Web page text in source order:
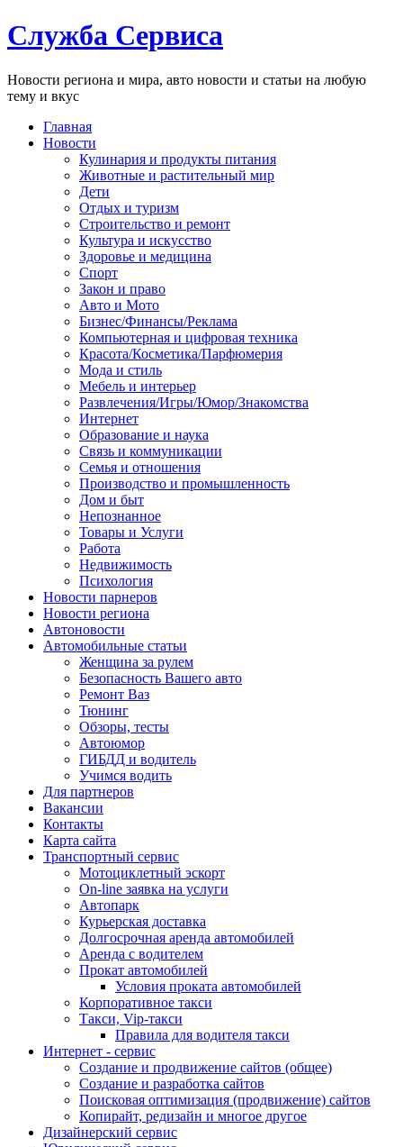
Служба Сервиса
Новости региона и мира, авто новости и статьи на любую
тему и вкус
Главная
Новости
Кулинария и продукты питания
Животные и растительный мир
Дети
Отдых и туризм
Строительство и ремонт
Культура и искусство
Здоровье и медицина
Спорт
Закон и право
Авто и Мото
Бизнес/Финансы/Реклама
Компьютерная и цифровая техника
Красота/Косметика/Парфюмерия
Мода и стиль
Мебель и интерьер
Развлечения/Игры/Юмор/Знакомства
Интернет
Образование и наука
Связь и коммуникации
Семья и отношения
Производство и промышленность
Дом и быт
Непознанное
Товары и Услуги
Работа
Недвижимость
Психология
Новости парнеров
Новости региона
Автоновости
Автомобильные статьи
Женщина за рулем
Безопасность Вашего авто
Ремонт Ваз
Тюнинг
Обзоры, тесты
Автоюмор
ГИБДД и водитель
Учимся водить
Для партнеров
Вакансии
Контакты
Карта сайта
Транспортный сервис
Мотоциклетный эскорт
On-line заявка на услуги
Автопарк
Курьерская доставка
Долгосрочная аренда автомобилей
Аренда с водителем
Прокат автомобилей
Условия проката автомобилей
Корпоративное такси
Такси, Vip-такси
Правила для водителя такси
Интернет - сервис
Создание и продвижение сайтов (общее)
Создание и разработка сайтов
Поисковая оптимизация (продвижение) сайтов
Копирайт, редизайн и многое другое
Дизайнерский сервис